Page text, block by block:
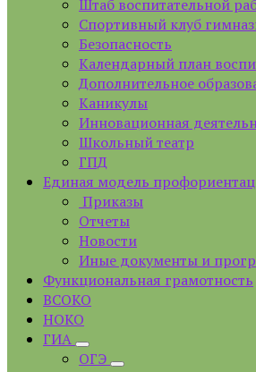
Штаб воспитательной
Спортивный клуб
Безопасность
Календарный план
Дополнительное
Каникулы
Инновационная
Школьный театр
ГПД
Единая модель
Приказы
Отчеты
Новости
Иные документы и
Функциональная грамотность
ВСОКО
НОКО
ГИА
ОГЭ